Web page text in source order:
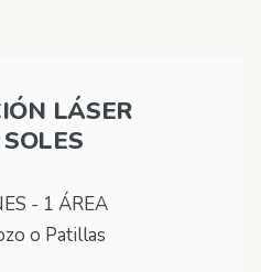
LÁSER
- 1 ÁREA
o Patillas